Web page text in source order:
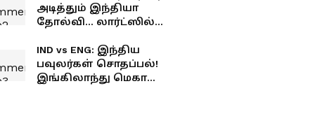
ஹிட்மேன்!
அடித்தும் இந்தியா
தோல்வி... லார்ட்ஸில்
இடங்கள்..
IND vs ENG: இந்திய
பவுலர்கள் சொதப்பல்!
இங்கிலாந்து மெகா